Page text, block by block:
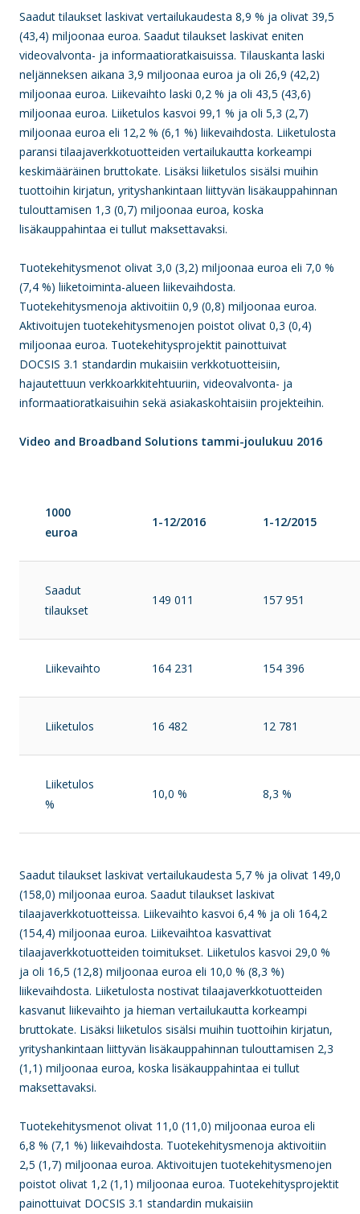
Saadut tilaukset laskivat vertailukaudesta 8,9 % ja olivat 39,5
(43,4) miljoonaa euroa. Saadut tilaukset laskivat eniten
videovalvonta- ja informaatioratkaisuissa. Tilauskanta laski
neljänneksen aikana 3,9 miljoonaa euroa ja oli 26,9 (42,2)
miljoonaa euroa. Liikevaihto laski 0,2 % ja oli 43,5 (43,6)
miljoonaa euroa. Liiketulos kasvoi 99,1 % ja oli 5,3 (2,7)
miljoonaa euroa eli 12,2 % (6,1 %) liikevaihdosta. Liiketulosta
paransitilaajaverkkotuotteiden vertailukautta korkeampi
keskimääräinen bruttokate. Lisäksi liiketulos sisälsi muihin
tuottoihin kirjatun, yrityshankintaan liittyvän lisäkauppahinnan
tulouttamisen 1,3 (0,7) miljoonaa euroa, koska
lisäkauppahintaa ei tullut maksettavaksi.
Tuotekehitysmenot olivat 3,0 (3,2) miljoonaa euroa eli 7,0 %
(7,4 %) liiketoiminta-alueen liikevaihdosta.
Tuotekehitysmenoja aktivoitiin 0,9 (0,8) miljoonaa euroa.
Aktivoitujen tuotekehitysmenojen poistot olivat 0,3 (0,4)
miljoonaa euroa. Tuotekehitysprojektit painottuivat
DOCSIS 3.1 standardin mukaisiin verkkotuotteisiin,
hajautettuun verkkoarkkitehtuuriin, videovalvonta- ja
informaatio­ratkaisuihin sekä asiakaskohtaisiin projekteihin.
Video and Broadband Solutions tammi-joulukuu 2016
1000
euroa
1-12/2016 1-12/2015
Saadut
tilaukset
149 011 157 951
Liikevaihto 164 231 154 396
Liiketulos 16 482 12 781
Liiketulos
%
10,0 % 8,3 %
Saadut tilaukset laskivat vertailukaudesta 5,7 % ja olivat 149,0
(158,0) miljoonaa euroa. Saadut tilaukset laskivat
tilaajaverkkotuotteissa. Liikevaihto kasvoi 6,4 % ja oli 164,2
(154,4) miljoonaa euroa. Liikevaihtoa kasvattivat
tilaajaverkkotuotteiden toimitukset. Liiketulos kasvoi 29,0 %
ja oli 16,5 (12,8) miljoonaa euroa eli 10,0 % (8,3 %)
liikevaihdosta. Liiketulosta nostivat tilaajaverkkotuotteiden
kasvanut liikevaihto ja hieman vertailukautta korkeampi
bruttokate. Lisäksi liiketulos sisälsi muihin tuottoihin kirjatun,
yrityshankintaan liittyvän lisäkauppahinnan tulouttamisen 2,3
(1,1) miljoonaa euroa, koska lisäkauppahintaa ei tullut
maksettavaksi.
Tuotekehitysmenot olivat 11,0 (11,0) miljoonaa euroa eli
6,8 % (7,1 %) liikevaihdosta. Tuotekehitysmenoja aktivoitiin
2,5 (1,7) miljoonaa euroa. Aktivoitujen tuotekehitysmenojen
poistot olivat 1,2 (1,1) miljoonaa euroa. Tuotekehitysprojektit
painottuivat DOCSIS 3.1 standardin mukaisiin